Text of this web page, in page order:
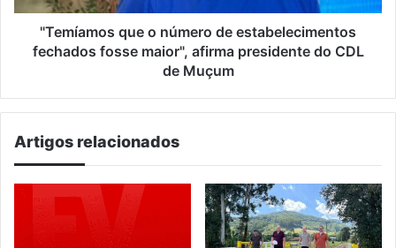
maior",
afirma
presidente
de
"Temíamos que o número de estabelecimentos
fechados fosse maior", afirma presidente do CDL
de Muçum
Artigos relacionados